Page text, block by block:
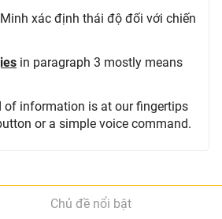
xác định thái độ đối với chiến
in paragraph 3 mostly means
of information is at our fingertips
or a simple voice command.
Chủ đề nổi bật